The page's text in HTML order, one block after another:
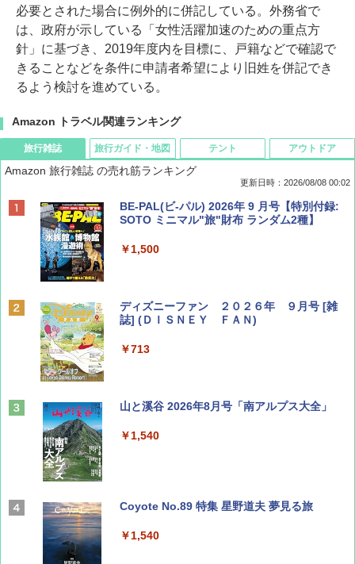
必要とされた場合に例外的に併記している。外務省で
は、政府が示している「女性活躍加速のための重点方
針」に基づき、2019年度内を目標に、戸籍などで確認で
きることなどを条件に申請者希望により旧姓を併記でき
るよう検討を進めている。
Amazon トラベル関連ランキング
旅行雑誌
Amazon 旅行雑誌 の売れ筋ランキング
更新日時：2026/08/08 00:02
BE-PAL(ビ-パル) 2026年 9 月号【特別付録:
SOTO ミニマル"旅"財布 ランダム2種】
￥1,500
ディズニーファン ２０２６年 ９月号 [雑
誌] (ＤＩＳＮＥＹ ＦＡＮ)
￥713
山と溪谷 2026年8月号「南アルプス大全」
￥1,540
Coyote No.89 特集 星野道夫 夢見る旅
￥1,540
旅行ガイド・地図 テント アウトドア